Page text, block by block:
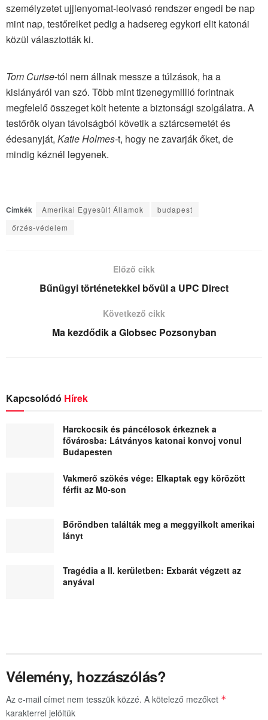
személyzetet ujjlenyomat-leolvasó rendszer engedi be nap
mint nap, testőreiket pedig a hadsereg egykori elit katonái
közül választották ki.
Tom Curise-tól nem állnak messze a túlzások, ha a
kislányáról van szó. Több mint tizenegymillió forintnak
megfelelő összeget költ hetente a biztonsági szolgálatra. A
testőrök olyan távolságból követik a sztárcsemetét és
édesanyját, Katie Holmes-t, hogy ne zavarják őket, de
mindig kéznél legyenek.
Címkék Amerikai Egyesült Államok
budapest
őrzés-védelem
Előző cikk
Bűnügyi történetekkel bővül a UPC Direct
Következő cikk
Ma kezdődik a Globsec Pozsonyban
Kapcsolódó Hírek
Harckocsik és páncélosok érkeznek a
fővárosba: Látványos katonai konvoj vonul
Budapesten
Vakmerő szökés vége: Elkaptak egy körözött
férfit az M0-son
Bőröndben találták meg a meggyilkolt amerikai
lányt
Tragédia a II. kerületben: Exbarát végzett az
anyával
Vélemény, hozzászólás?
Az e-mail címet nem tesszük közzé. A kötelező mezőket *
karakterrel jelöltük